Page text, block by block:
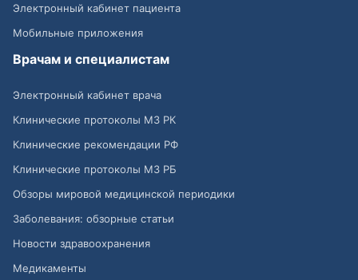
Электронный кабинет пациента
Мобильные приложения
Врачам и специалистам
Электронный кабинет врача
Клинические протоколы МЗ РК
Клинические рекомендации РФ
Клинические протоколы МЗ РБ
Обзоры мировой медицинской периодики
Заболевания: обзорные статьи
Новости здравоохранения
Медикаменты